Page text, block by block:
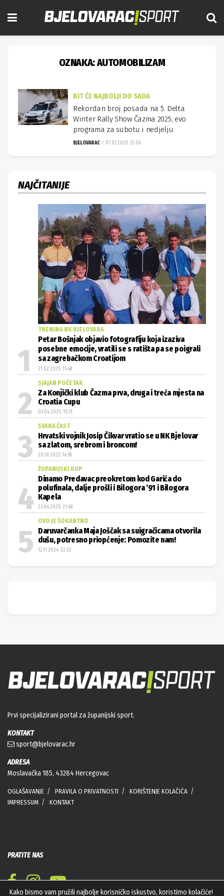
OZNAKA:AUTOMOBILIZAM
BIT ĆE NAJBOLJI DO SADA
Rekordan broj posada na 5. Delta
Winter Rally Show Čazma 2025; evo
programa za subotu i nedjelju
BJELOVARAC 07.01.2025. 12:06
NAJČITANIJE
TRENING NK BJELOVARA
Petar Bošnjak objavio fotografiju koja izaziva
posebne emocije, vratili se s ratišta pa se poigrali
sa zagrebačkom Croatijom
21.02.2025. 11:48
SJAJAN POČETAK
Za Konjički klub Čazma prva, druga i treća mjesta na
Croatia Cupu
03.04.2025. 15:31
SVAKA ČAST
Hrvatski vojnik Josip Čikvar vratio se u NK Bjelovar
sa zlatom, srebrom i broncom!
20.10.2023. 14:18
ŽUPANIJSKI KUP
Dinamo Predavac preokretom kod Garića do
polufinala, dalje prošli i Bilogora ’91 i Bilogora
Kapela
23.04.2025. 21:48
OVO JE ŠOKANTNO
Daruvarčanka Maja Joščak sa suigračicama otvorila
dušu, potresno priopćenje: Pomozite nam!
12.11.2024. 22:22
Prvi specijalizirani portal za županijski sport.
KONTAKT
sport@bjelovarac.hr
ADRESA
Moslavačka 185, 43284 Hercegovac
OGLAŠAVANJE PRAVILA O PRIVATNOSTI
KORIŠTENJE KOLAČIĆA
IMPRESSUM
KONTAKT
PRATITE NAS
Kako bismo vam pružili najbolje korisničko iskustvo, koristimo kolačiće!